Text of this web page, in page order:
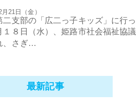
21日（金）
二支部の「広二っ子キッズ」に行っ
１８日（水）、姫路市社会福祉協
、さぎ…
最新記事